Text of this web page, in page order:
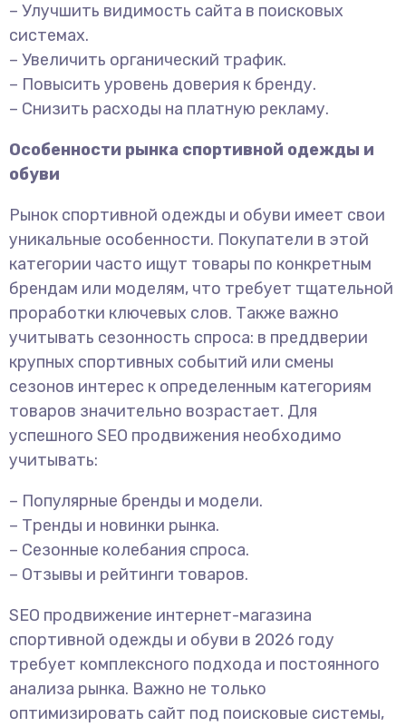
– Улучшить видимость сайта в поисковых
системах.
– Увеличить органический трафик.
– Повысить уровень доверия к бренду.
– Снизить расходы на платную рекламу.
Особенности рынка спортивной одежды и
обуви
Рынок спортивной одежды и обуви имеет свои
уникальные особенности. Покупатели в этой
категории часто ищут товары по конкретным
брендам или моделям, что требует тщательной
проработки ключевых слов. Также важно
учитывать сезонность спроса: в преддверии
крупных спортивных событий или смены
сезонов интерес к определенным категориям
товаров значительно возрастает. Для
успешного SEO продвижения необходимо
учитывать:
– Популярные бренды и модели.
– Тренды и новинки рынка.
– Сезонные колебания спроса.
– Отзывы и рейтинги товаров.
SEO продвижение интернет-магазина
спортивной одежды и обуви в 2026 году
требует комплексного подхода и постоянного
анализа рынка. Важно не только
оптимизировать сайт под поисковые системы,